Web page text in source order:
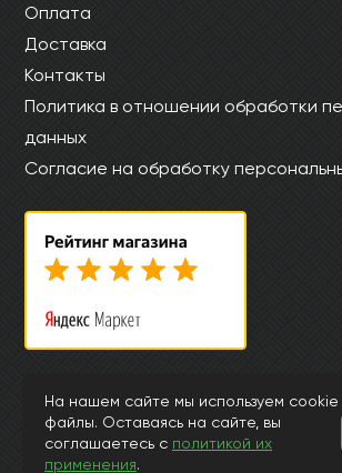
Оплата
Доставка
Контакты
Политика в отношении обработки
данных
Согласие на обработку
© Интернет магазин laminat-aquafloor.ru 2015-2026
Информация, представленная на страницах
исключительно ознакомительный характер и ни
обстоятельствах и условиях не может считаться
подпадающей под положения ст.435 и 437
На нашем сайте мы используем cookie
файлы. Оставаясь на сайте, вы
соглашаетесь с политикой их
применения.